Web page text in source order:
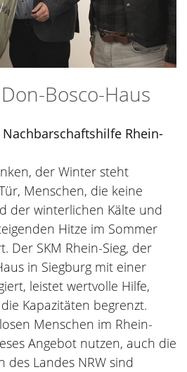
Bosco-Haus
Rhein-
der Winter steht
Menschen, die keine
der winterlichen Kälte und
Hitze im Sommer
Der SKM Rhein-Sieg, der
in Siegburg mit einer
leistet wertvolle Hilfe,
Kapazitäten begrenzt.
Menschen im Rhein-
Angebot nutzen, auch die
des Landes NRW sind